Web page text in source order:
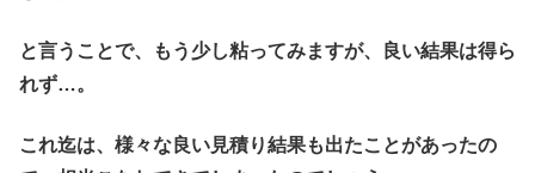
と言うことで、もう少し粘ってみますが、良い結果は得ら
れず…。
これ迄は、様々な良い見積り結果も出たことがあったの